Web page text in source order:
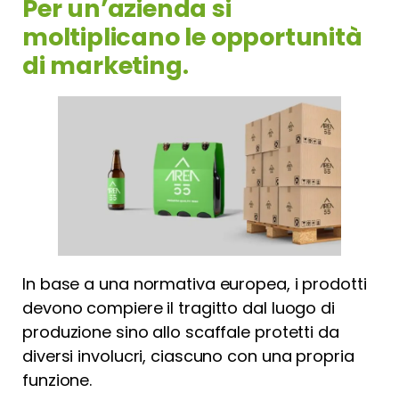
Per un’azienda si
moltiplicano le opportunità
di marketing.
In base a una normativa europea, i prodotti
devono compiere il tragitto dal luogo di
produzione sino allo scaffale protetti da
diversi involucri, ciascuno con una propria
funzione.